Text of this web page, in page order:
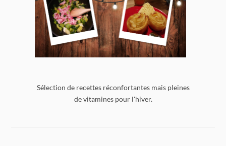
Sélection de recettes réconfortantes mais pleines
de vitamines pour l'hiver.